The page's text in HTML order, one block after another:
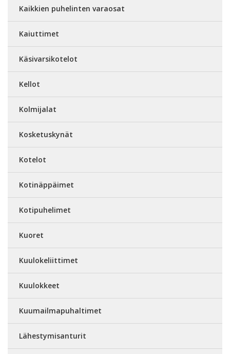
Kaikkien puhelinten varaosat
Kaiuttimet
Käsivarsikotelot
Kellot
Kolmijalat
Kosketuskynät
Kotelot
Kotinäppäimet
Kotipuhelimet
Kuoret
Kuulokeliittimet
Kuulokkeet
Kuumailmapuhaltimet
Lähestymisanturit